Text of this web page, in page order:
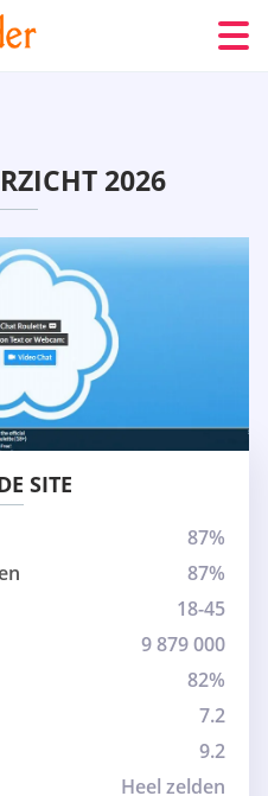
2026
SITE
87%
87%
18-45
9 879 000
82%
7.2
9.2
Heel zelden